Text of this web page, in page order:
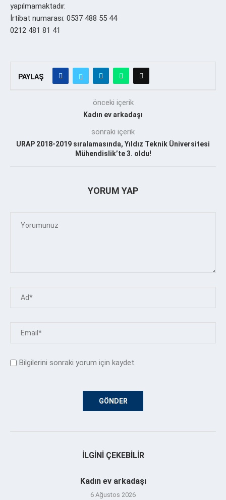
yapılmamaktadır.
İrtibat numarası: 0537 488 55 44
0212 481 81 41
PAYLAŞ
önceki içerik
Kadın ev arkadaşı
sonraki içerik
URAP 2018-2019 sıralamasında, Yıldız Teknik Üniversitesi
Mühendislik’te 3. oldu!
YORUM YAP
Bilgilerini sonraki yorum için kaydet.
İLGINI ÇEKEBILIR
Kadın ev arkadaşı
6 Ağustos 2026